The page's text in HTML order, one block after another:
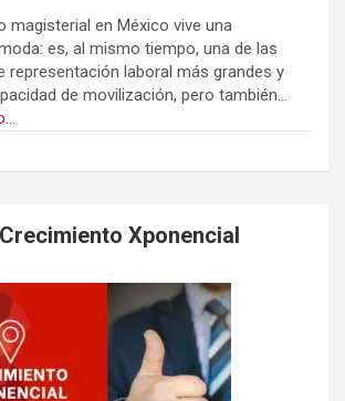
magisterial en México vive una
es, al mismo tiempo, una de las
representación laboral más grandes y
de movilización, pero también...
Xponencial